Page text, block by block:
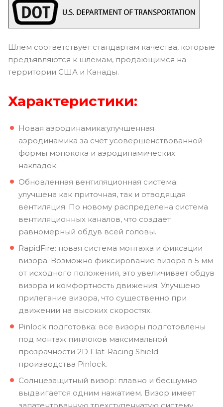
Шлем соответствует стандартам качества, которые
предъявляются к шлемам, продающимся на
территории США и Канады.
Характеристики:
Новая аэродинамика:улучшенная
аэродинамика за счет усовершенствованной
формы монокока и аэродинамических
накладок.
Обновленная вентиляционная система:
улучшена как приточная, так и отводящая
вентиляция. По новому распределена система
вентиляционных каналов, что создает
равномерный обдув всей головы.
RapidFire: новая система монтажа и фиксации
визора. Возможно фиксирование визора в 5 мм
от исходного положения, это увеличивает обдув
визора и комфортность движения. Улучшено
прилегание визора, что существенно при
движении на высоких скоростях.
Pinlock подготовка: все визоры подготовлены
под монтаж пинлоков максимальной
прозрачности 2D Flat-Racing Shield
производства Pinlock.
Солнцезащитный визор: плавно и бесшумно
выдвигается одним нажатием. Визор имеет